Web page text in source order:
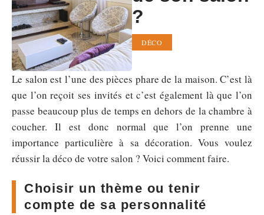
?
DÉCO
Le salon est l’une des pièces phare de la maison. C’est là
que l’on reçoit ses invités et c’est également là que l’on
passe beaucoup plus de temps en dehors de la chambre à
coucher. Il est donc normal que l’on prenne une
importance particulière à sa décoration. Vous voulez
réussir la déco de votre salon ? Voici comment faire.
Choisir un thème ou tenir
compte de sa personnalité